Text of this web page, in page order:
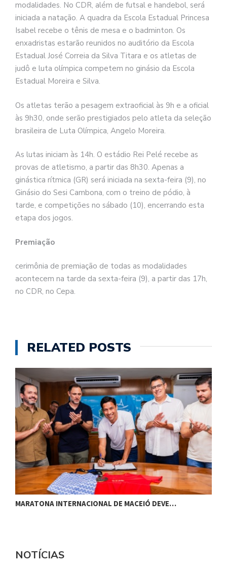
modalidades. No CDR, além de futsal e handebol, será
iniciada a natação. A quadra da Escola Estadual Princesa
Isabel recebe o tênis de mesa e o badminton. Os
enxadristas estarão reunidos no auditório da Escola
Estadual José Correia da Silva Titara e os atletas de
judô e luta olímpica competem no ginásio da Escola
Estadual Moreira e Silva.
Os atletas terão a pesagem extraoficial às 9h e a oficial
às 9h30, onde serão prestigiados pelo atleta da seleção
brasileira de Luta Olímpica, Angelo Moreira.
As lutas iniciam às 14h. O estádio Rei Pelé recebe as
provas de atletismo, a partir das 8h30. Apenas a
ginástica rítmica (GR) será iniciada na sexta-feira (9), no
Ginásio do Sesi Cambona, com o treino de pódio, à
tarde, e competições no sábado (10), encerrando esta
etapa dos jogos.
Premiação
cerimônia de premiação de todas as modalidades
acontecem na tarde da sexta-feira (9), a partir das 17h,
no CDR, no Cepa.
RELATED POSTS
MARATONA INTERNACIONAL DE MACEIÓ DEVE…
NOTÍCIAS